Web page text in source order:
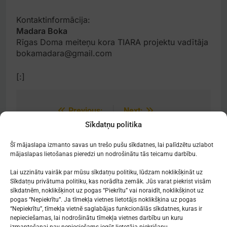
Sīkdatņu politika
Šī mājaslapa izmanto savas un trešo pušu sīkdatnes, lai palīdzētu uzlabot
mājaslapas lietošanas pieredzi un nodrošinātu tās teicamu darbību.
Lai uzzinātu vairāk par mūsu sīkdatņu politiku, lūdzam noklikšķināt uz
Sīkdatņu privātuma politiku, kas norādīta zemāk. Jūs varat piekrist visām
sīkdatnēm, noklikšķinot uz pogas “Piekrītu” vai noraidīt, noklikšķinot uz
pogas “Nepiekrītu”. Ja tīmekļa vietnes lietotājs noklikšķina uz pogas
“Nepiekrītu”, tīmekļa vietnē saglabājas funkcionālās sīkdatnes, kuras ir
nepieciešamas, lai nodrošinātu tīmekļa vietnes darbību un kuru
Kontaktinformācija:
Madara Boka
Rīgas Doma meiteņu kora TIARA projektu vadītāja
bokamadara@gmail.com
[:]
Post
Previous:
[:lv]Dienesta
viesnīca[:]
Next:
[:lv]Līdzjūtība[:]
Mākslu izglītības kompetences centrs
"Nacionālā Mākslu vidusskola"
RĪGAS DOMA KORA SKOLA